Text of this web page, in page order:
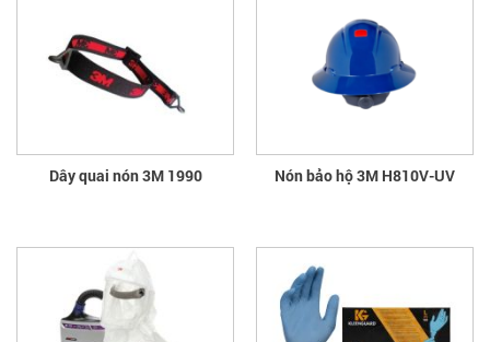
Dây quai nón 3M 1990 Nón bảo hộ 3M H810V-UV